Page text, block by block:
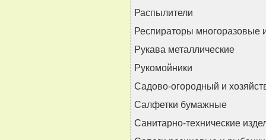
Распылители
Респираторы многоразовые
Рукава металлические
Рукомойники
Садово-огородный и
Салфетки бумажные
Санитарно-технические